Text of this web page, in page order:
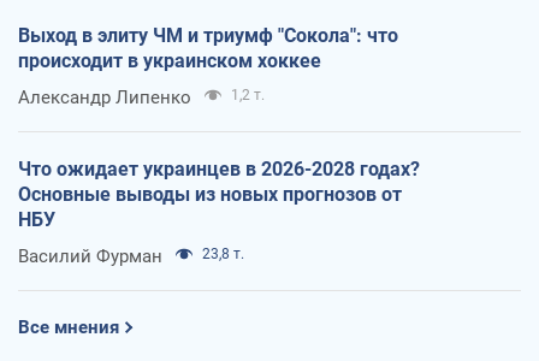
Выход в элиту ЧМ и триумф "Сокола": что
происходит в украинском хоккее
Александр Липенко 1,2 т.
Что ожидает украинцев в 2026-2028 годах?
Основные выводы из новых прогнозов от
НБУ
Василий Фурман 23,8 т.
Все мнения